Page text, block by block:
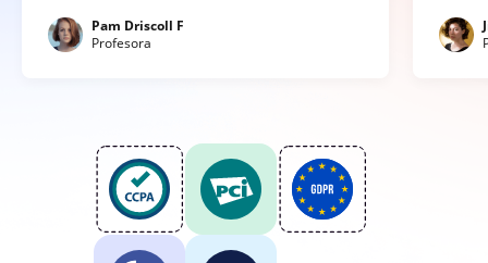
Pam Driscoll F
Profesora